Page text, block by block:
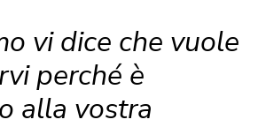
vi dice che vuole
perché è
alla vostra